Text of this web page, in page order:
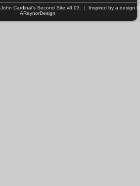
John Cardinal's Second Site v8.03. | Inspired by a design
ARaynorDesign